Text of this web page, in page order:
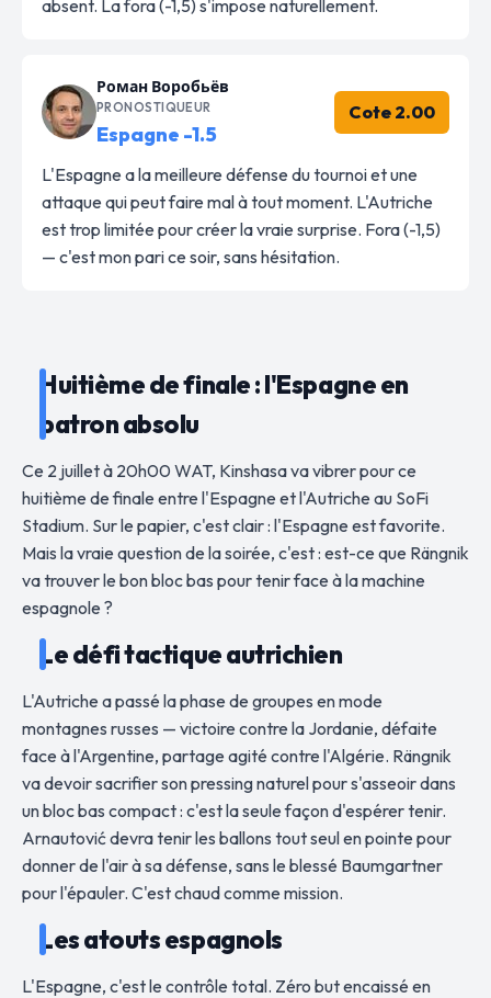
absent. La fora (-1,5) s'impose naturellement.
Роман Воробьёв
PRONOSTIQUEUR
Espagne -1.5
Cote 2.00
L'Espagne a la meilleure défense du tournoi et une
attaque qui peut faire mal à tout moment. L'Autriche
est trop limitée pour créer la vraie surprise. Fora (-1,5)
— c'est mon pari ce soir, sans hésitation.
Huitième de finale : l'Espagne en
patron absolu
Ce 2 juillet à 20h00 WAT, Kinshasa va vibrer pour ce
huitième de finale entre l'Espagne et l'Autriche au SoFi
Stadium. Sur le papier, c'est clair : l'Espagne est favorite.
Mais la vraie question de la soirée, c'est : est-ce que Rängnik
va trouver le bon bloc bas pour tenir face à la machine
espagnole ?
Le défi tactique autrichien
L'Autriche a passé la phase de groupes en mode
montagnes russes — victoire contre la Jordanie, défaite
face à l'Argentine, partage agité contre l'Algérie. Rängnik
va devoir sacrifier son pressing naturel pour s'asseoir dans
un bloc bas compact : c'est la seule façon d'espérer tenir.
Arnautović devra tenir les ballons tout seul en pointe pour
donner de l'air à sa défense, sans le blessé Baumgartner
pour l'épauler. C'est chaud comme mission.
Les atouts espagnols
L'Espagne, c'est le contrôle total. Zéro but encaissé en